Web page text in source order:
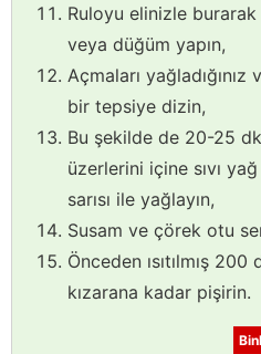
Ruloyu elinizle burarak
veya düğüm yapın,
Açmaları
bir tepsiye dizin,
Bu şekilde de 20-25
üzerlerini içine sıvı
sarısı ile yağlayın,
Susam ve çörek otu
Önceden ısıtılmış
kızarana kadar pişirin.